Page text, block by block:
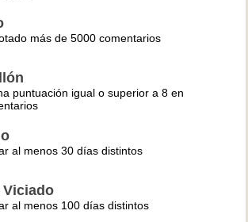
más de 5000 comentarios
puntuación igual o superior a 8 en
al menos 30 días distintos
Viciado
al menos 100 días distintos